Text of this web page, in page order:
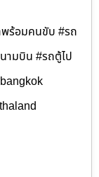
พร้อมคนขับ #รถ
ามบิน #รถตู้ไป